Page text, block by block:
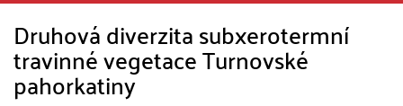
Druhová diverzita subxerotermní
travinné vegetace Turnovské
pahorkatiny